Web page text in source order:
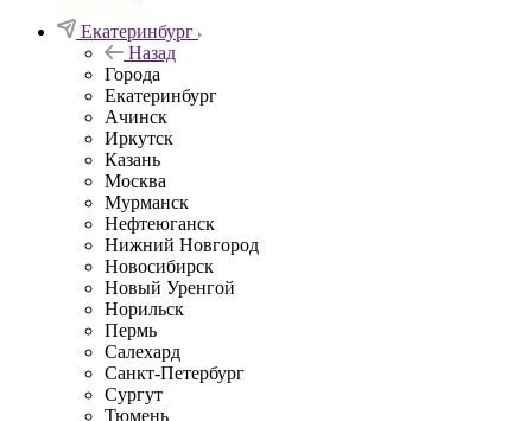
Екатеринбург
Назад
Города
Екатеринбург
Ачинск
Иркутск
Казань
Москва
Мурманск
Нефтеюганск
Нижний Новгород
Новосибирск
Новый Уренгой
Норильск
Пермь
Салехард
Санкт-Петербург
Сургут
Тюмень